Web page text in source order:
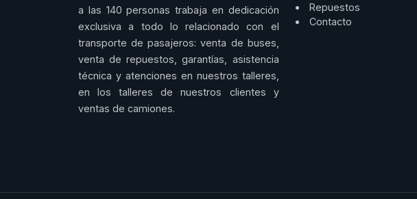
a las 140 personas trabaja en dedicación
exclusiva a todo lo relacionado con el
transporte de pasajeros: venta de buses,
venta de repuestos, garantías, asistencia
técnica y atenciones en nuestros talleres,
en los talleres de nuestros clientes y
ventas de camiones.
Repuestos
Contacto